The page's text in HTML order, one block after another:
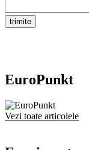
EuroPunkt
Vezi toate articolele